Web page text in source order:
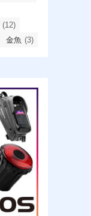
(12)
金魚 (3)